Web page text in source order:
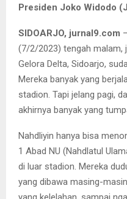
Presiden Joko Widodo
SIDOARJO, jurnal9.com
(7/2/2023) tengah malam,
Gelora Delta, Sidoarjo,
Mereka banyak yang
stadion. Tapi jelang pagi,
akhirnya banyak yang
Nahdliyin hanya bisa
1 Abad NU (Nahdlatul
di luar stadion. Mereka
yang dibawa masing-